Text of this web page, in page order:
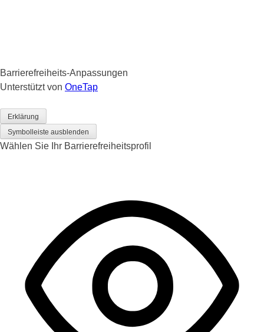
Barrierefreiheits-Anpassungen
Unterstützt von OneTap
Erklärung
Symbolleiste ausblenden
Wählen Sie Ihr Barrierefreiheitsprofil